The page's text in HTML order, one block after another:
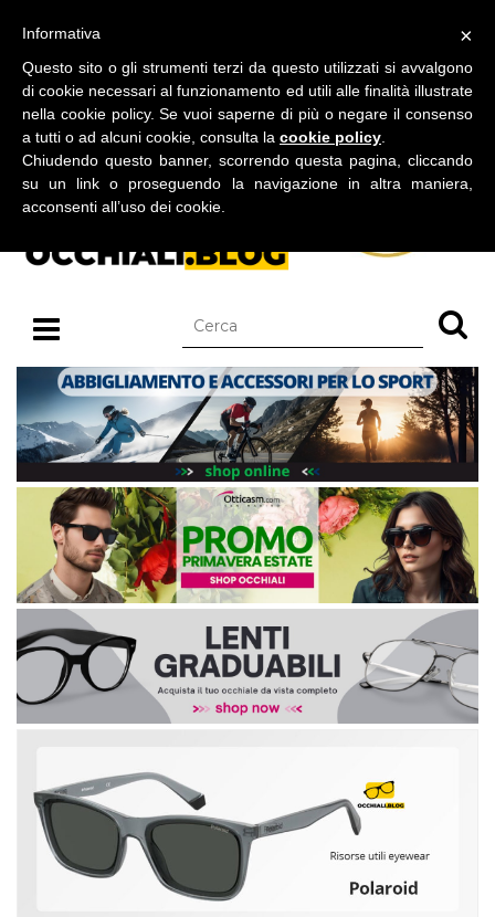
BLOG SU OCCHIALI DA SOLE E OCCHIALI DA VISTA
×
Informativa
Questo sito o gli strumenti terzi da questo utilizzati si avvalgono
di cookie necessari al funzionamento ed utili alle finalità illustrate
nella cookie policy. Se vuoi saperne di più o negare il consenso
a tutti o ad alcuni cookie, consulta la cookie policy
Chiudendo questo banner, scorrendo questa pagina, cliccando
su un link o proseguendo la navigazione in altra maniera,
acconsenti all’uso dei cookie.